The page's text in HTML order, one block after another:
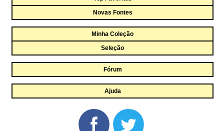
Novas Fontes
Minha Coleção
Seleção
Fórum
Ajuda